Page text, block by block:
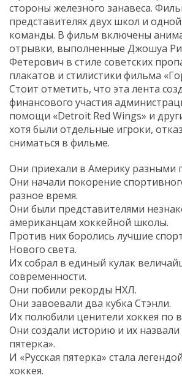
стороны железного занавеса.
представителях двух школ и
команды. В фильм включены
отрывки, выполненные Джошуа
Фетерович в стиле советских
плакатов и стилистики фильма
Стоит отметить, что эта лента
финансового участия
помощи «Detroit Red Wings» и
хотя были отдельные игроки,
сниматься в фильме.
Они приехали в Америку разными
Они начали покорение
разное время.
Они были представителями
американцам хоккейной школы.
Против них боролись лучшие
Нового света.
Их собрал в единый кулак
современности.
Они побили рекорды НХЛ.
Они завоевали два кубка Стэнли.
Их полюбили ценители хоккея по
Они создали историю и их назвали
пятерка».
И «Русская пятерка» стала
хоккея.